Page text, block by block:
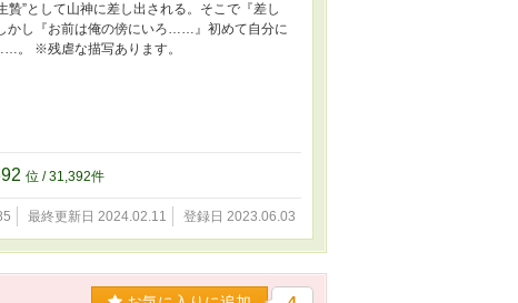
”として山神に差し出される。そこで『差し
かし『お前は俺の傍にいろ……』初めて自分に
。 ※残虐な描写あります。
位 / 31,392件
最終更新日 2024.02.11 登録日 2023.06.03